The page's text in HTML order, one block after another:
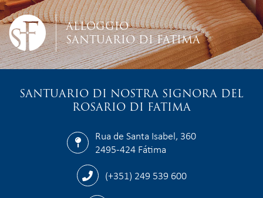
ALLOGGIO
SANTUARIO DI FATIMA
SANTUARIO DI NOSTRA SIGNORA DEL
ROSARIO DI FATIMA
Rua de Santa Isabel, 360
2495-424 Fátima
(+351) 249 539 600